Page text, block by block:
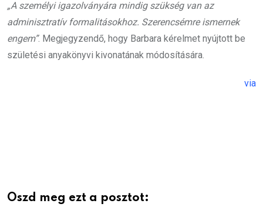
„A személyi igazolványára mindig szükség van az
adminisztratív formalitásokhoz. Szerencsémre ismernek
engem”. Megjegyzendő, hogy Barbara kérelmet nyújtott be
születési anyakönyvi kivonatának módosítására.
via
Oszd meg ezt a posztot: